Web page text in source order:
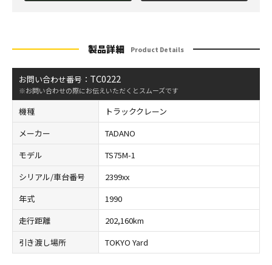
製品詳細 Product Details
お問い合わせ番号： TC0222
※お問い合わせの際にお伝えいただくとスムーズです
機種
トラッククレーン
メーカー
TADANO
モデル
TS75M-1
シリアル/車台番号
2399xx
年式
1990
走行距離
202,160km
引き渡し場所
TOKYO Yard